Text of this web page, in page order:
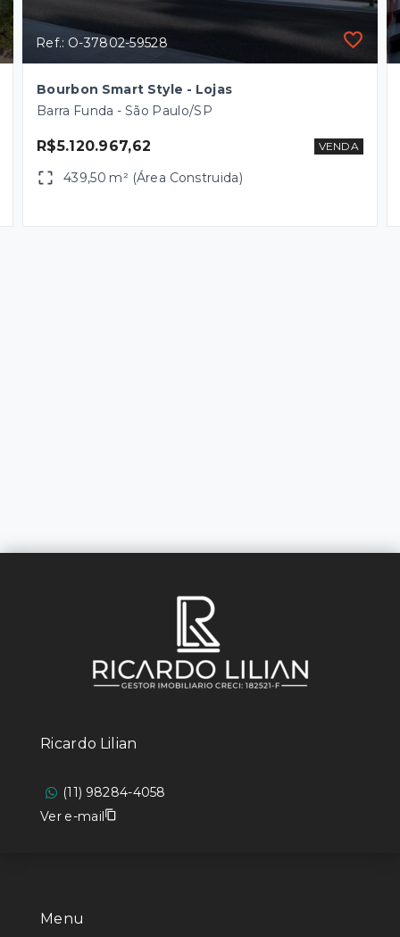
Ref.: O-37802-59528
Bourbon Smart Style - Lojas
Barra Funda - São Paulo/SP
R$5.120.967,62 VENDA
439,50 m² (Área Construida)
Menu
Ricardo Lilian
(11) 98284-4058
Ver e-mail